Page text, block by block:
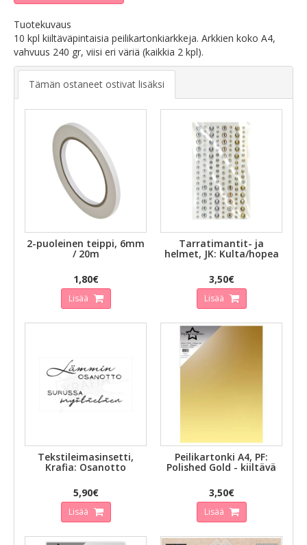
Tuotekuvaus
10 kpl kiiltäväpintaisia peilikartonkiarkkeja. Arkkien koko A4,
vahvuus 240 gr, viisi eri väriä (kaikkia 2 kpl).
Tämän ostaneet ostivat lisäksi
2-puoleinen teippi, 6mm
/ 20m
1,80€
Lisää
Tarratimantit- ja
helmet, JK: Kulta/hopea
3,50€
Lisää
Tekstileimasinsetti,
Krafia: Osanotto
5,90€
Lisää
Peilikartonki A4, PF:
Polished Gold - kiiltävä
3,50€
Lisää